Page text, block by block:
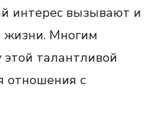
интерес вызывают и
жизни. Многим
этой талантливой
отношения с